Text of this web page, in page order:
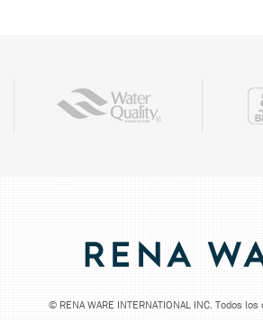
© RENA WARE INTERNATIONAL INC. Todos